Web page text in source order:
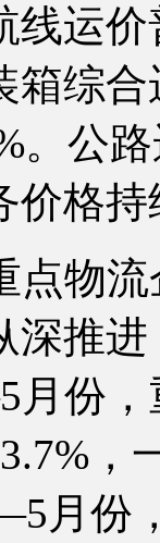
线运
箱综
。公
价格
流
深推
份
，
月份